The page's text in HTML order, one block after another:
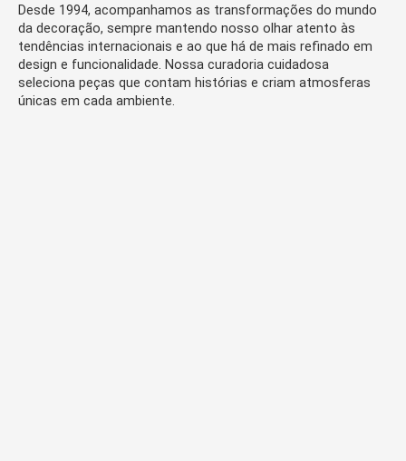
Desde 1994, acompanhamos as transformações do mundo
da decoração, sempre mantendo nosso olhar atento às
tendências internacionais e ao que há de mais refinado em
design e funcionalidade. Nossa curadoria cuidadosa
seleciona peças que contam histórias e criam atmosferas
únicas em cada ambiente.